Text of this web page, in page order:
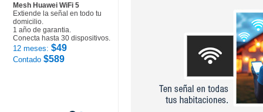
Mesh Huawei WiFi 5
Extiende la señal en todo tu
domicilio.
1 año de garantia.
Conecta hasta 30 dispositivos.
12 meses: $49
Contado $589